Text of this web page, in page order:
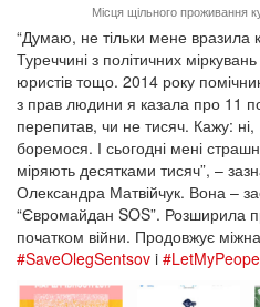
Місця щільного проживання
“Думаю, не тільки мене вразила
Туреччині з політичних
юристів тощо. 2014 року
з прав людини я казала про 11
перепитав, чи не тисяч. Кажу:
боремося. І сьогодні мені
міряють десятками тисяч”, –
Олександра Матвійчук. Вона –
“Євромайдан SOS”. Розширила
початком війни. Продовжує
#SaveOlegSentsov i